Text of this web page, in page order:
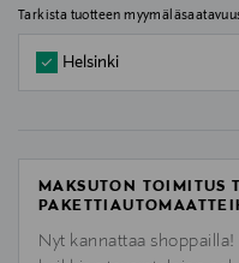
Tarkista tuotteen
Helsinki
MAKSUTON TOIMITUS
Nyt kannattaa